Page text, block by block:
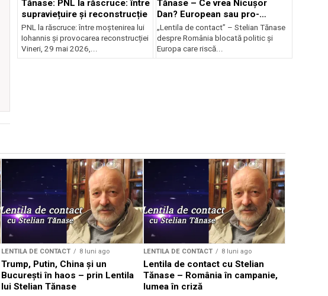
Tănase: PNL la răscruce: între
supraviețuire și reconstrucție
PNL la răscruce: între moștenirea lui
Iohannis și provocarea reconstrucției
Vineri, 29 mai 2026,...
Tănase – Ce vrea Nicușor
Dan? European sau pro-
occidental?
„Lentila de contact” – Stelian Tănase
despre România blocată politic și
Europa care riscă...
LENTILA DE CONTACT 8 luni ago
Trump, Putin, China și un
București în haos – prin Lentila
lui Stelian Tănase
LENTILA DE CONTACT 8 luni ago
Lentila de contact cu Stelian
Tănase – România în campanie,
lumea în criză